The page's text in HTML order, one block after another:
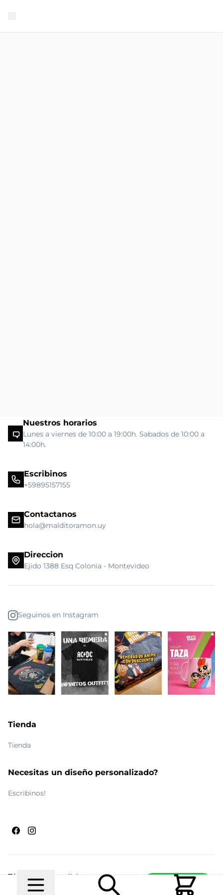
Escribinos
Nuestros horarios
Lunes a viernes de 10:00 a 19:00h. Sabados de 10:00 a
14:00h.
Escribinos
+59895157155
Contactanos
hola@malditoramon.uy
Direccion
Ejido 1388 Esq Colonia - Montevideo
Seguinos en Instagram
Tienda
Tienda
Necesitas un diseño personalizado?
Escribinos!
© 2026 Maldito RamónRealizado por Ecwid de
Términos y condiciones